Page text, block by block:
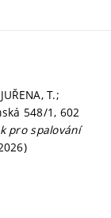
T.;
548/1, 602
pro spalování